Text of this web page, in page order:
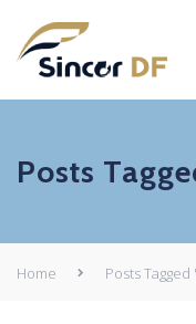
Posts
Home Posts